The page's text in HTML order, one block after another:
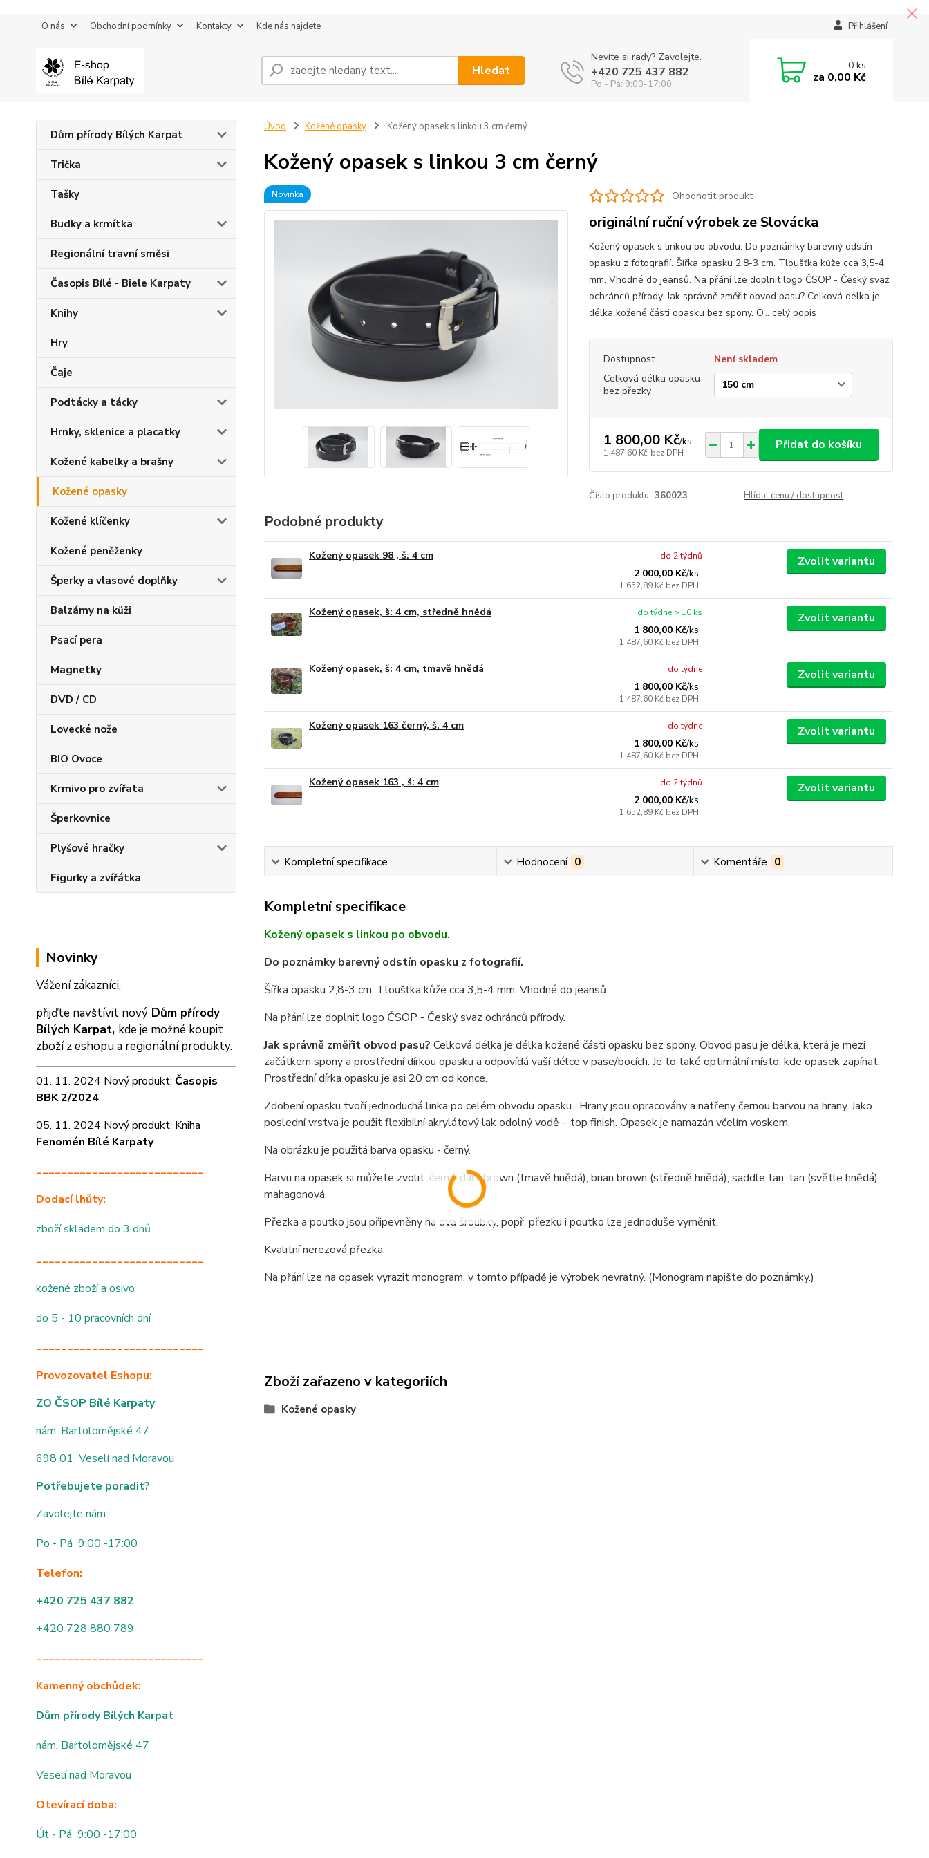
O nás Obchodní podmínky Kontakty Kde nás najdete Přihlášení
Hledat
Nevíte si rady? Zavolejte.
+420 725 437 882
Po - Pá: 9:00-17:00
0ks
za 0,00 Kč
Dům přírody Bílých Karpat
Trička
Tašky
Budky a krmítka
Regionální travní směsi
Časopis Bílé - Biele Karpaty
Knihy
Hry
Čaje
Podtácky a tácky
Hrnky, sklenice a placatky
Kožené kabelky a brašny
Kožené opasky
Kožené klíčenky
Kožené peněženky
Šperky a vlasové doplňky
Balzámy na kůži
Psací pera
Magnetky
DVD / CD
Lovecké nože
BIO Ovoce
Krmivo pro zvířata
Šperkovnice
Plyšové hračky
Figurky a zvířátka
Novinky
Vážení zákazníci,
přijďte navštívit nový Dům přírody
Bílých Karpat, kde je možné koupit
zboží z eshopu a regionální produkty.
01. 11. 2024 Nový produkt: Časopis
BBK 2/2024
05. 11. 2024 Nový produkt: Kniha
Fenomén Bílé Karpaty
___________________________
Dodací lhůty:
zboží skladem do 3 dnů
___________________________
kožené zboží a osivo
do 5 - 10 pracovních dní
___________________________
Provozovatel Eshopu:
ZO ČSOP Bílé Karpaty
nám. Bartolomějské 47
698 01 Veselí nad Moravou
Potřebujete poradit?
Zavolejte nám:
Po - Pá 9:00 -17:00
Telefon:
+420 725 437 882
+420 728 880 789
___________________________
Kamenný obchůdek:
Dům přírody Bílých Karpat
nám. Bartolomějské 47
Veselí nad Moravou
Otevírací doba:
Út - Pá 9:00 -17:00
Úvod Kožené opasky Kožený opasek s linkou 3 cm černý
Kožený opasek s linkou 3 cm černý
Novinka Ohodnotit produkt
originální ruční výrobek ze Slovácka
Kožený opasek s linkou po obvodu. Do poznámky barevný odstín
opasku z fotografií. Šířka opasku 2,8-3 cm. Tloušťka kůže cca 3,5-4
mm. Vhodné do jeansů. Na přání lze doplnit logo ČSOP - Český svaz
ochránců přírody. Jak správně změřit obvod pasu? Celková délka je
délka kožené části opasku bez spony. O... celý popis
Dostupnost
Není skladem
Celková délka opasku
bez přezky
1 800,00 Kč/ks
1 487,60 Kč bez DPH
Přidat do košíku
Číslo produktu: 360023 Hlídat cenu / dostupnost
Podobné produkty
Kožený opasek 98 , š: 4 cm
2 000,00 Kč/ks
1 652,89 Kč bez DPH
do 2 týdnů Zvolit variantu
Kožený opasek, š: 4 cm, středně hnědá
1 800,00 Kč/ks
1 487,60 Kč bez DPH
do týdne > 10 ks Zvolit variantu
Kožený opasek, š: 4 cm, tmavě hnědá
1 800,00 Kč/ks
1 487,60 Kč bez DPH
do týdne Zvolit variantu
Kožený opasek 163 černý, š: 4 cm
1 800,00 Kč/ks
1 487,60 Kč bez DPH
do týdne Zvolit variantu
Kožený opasek 163 , š: 4 cm
2 000,00 Kč/ks
1 652,89 Kč bez DPH
do 2 týdnů Zvolit variantu
Kompletní specifikace Hodnocení 0 Komentáře 0
Kompletní specifikace
Kožený opasek s linkou po obvodu.
Do poznámky barevný odstín opasku z fotografií.
Šířka opasku 2,8-3 cm. Tloušťka kůže cca 3,5-4 mm. Vhodné do jeansů.
Na přání lze doplnit logo ČSOP - Český svaz ochránců přírody.
Jak správně změřit obvod pasu? Celková délka je délka kožené části opasku bez spony. Obvod pasu je délka, která je mezi
začátkem spony a prostřední dírkou opasku a odpovídá vaší délce v pase/bocích. Je to také optimální místo, kde opasek zapínat.
Prostřední dírka opasku je asi 20 cm od konce.
Zdobení opasku tvoří jednoduchá linka po celém obvodu opasku. Hrany jsou opracovány a natřeny černou barvou na hrany. Jako
poslední vrstva je použit flexibilní akrylátový lak odolný vodě – top finish. Opasek je namazán včelím voskem.
Na obrázku je použitá barva opasku - černý.
Barvu na opasek si můžete zvolit: černá, dark brown (tmavě hnědá), brian brown (středně hnědá), saddle tan, tan (světle hnědá),
mahagonová.
Přezka a poutko jsou připevněny na dva šroubky, popř. přezku i poutko lze jednoduše vyměnit.
Kvalitní nerezová přezka.
Na přání lze na opasek vyrazit monogram, v tomto případě je výrobek nevratný. (Monogram napište do poznámky.)
Zboží zařazeno v kategoriích
Kožené opasky